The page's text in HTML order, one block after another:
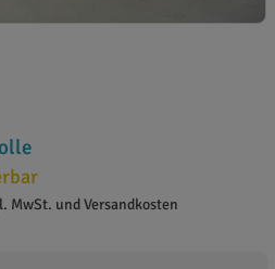
MwSt. und Versandkosten